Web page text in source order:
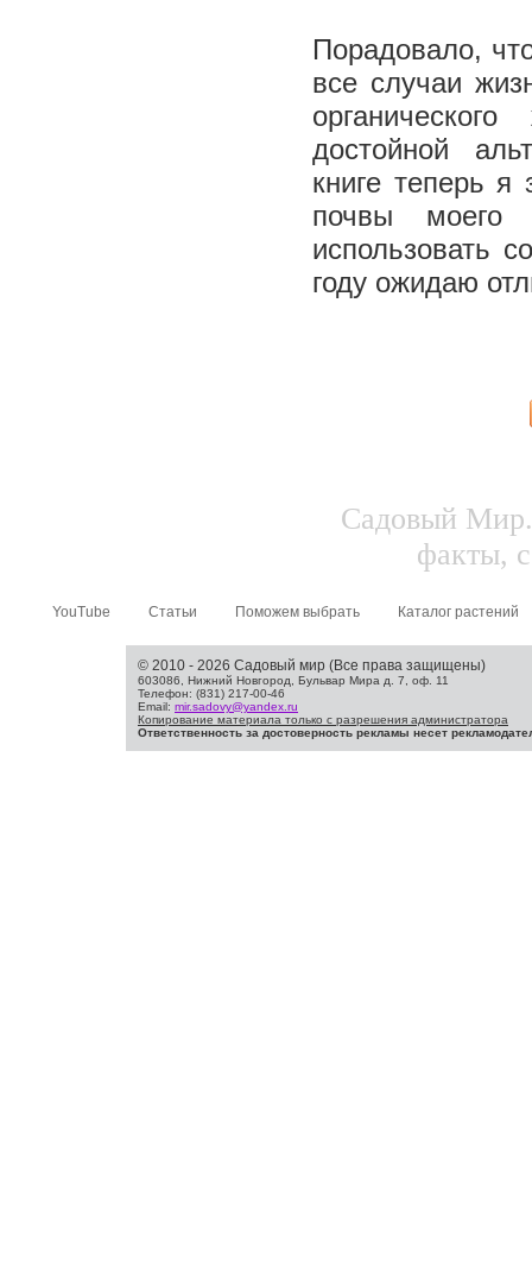
Порадовало,
все случаи
достойной
книге теперь
почвы моего
использовать
году ожидаю
Садовый Мир.
факты,
YouTube Статьи Поможем выбрать Каталог растений
© 2010 - 2026 Садовый мир (Все права защищены)
603086, Нижний Новгород, Бульвар Мира д. 7, оф. 11
Телефон: (831) 217-00-46
Email: mir.sadovy@yandex.ru
Копирование материала только с разрешения администратора
Ответственность за достоверность рекламы несет